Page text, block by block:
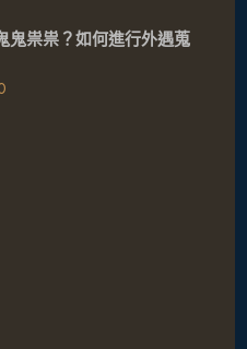
鬼祟祟？如何進行外遇蒐